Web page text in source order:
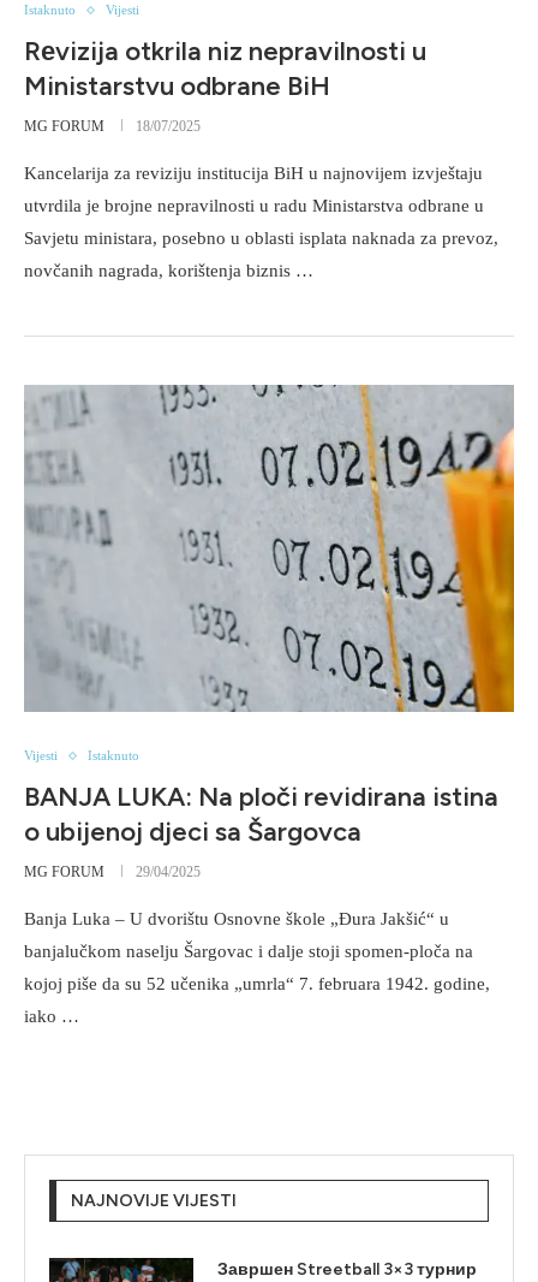
Istaknuto Vijesti
Rеvizija otkrila niz nepravilnosti u
Ministarstvu odbrane BiH
MG FORUM 18/07/2025
Kancelarija za reviziju institucija BiH u najnovijem izvještaju
utvrdila je brojne nepravilnosti u radu Ministarstva odbrane u
Savjetu ministara, posebno u oblasti isplata naknada za prevoz,
novčanih nagrada, korištenja biznis …
Vijesti Istaknuto
BANJA LUKA: Na ploči revidirana istina
o ubijenoj djeci sa Šargovca
MG FORUM 29/04/2025
Banja Luka – U dvorištu Osnovne škole „Đura Jakšić“ u
banjalučkom naselju Šargovac i dalje stoji spomen-ploča na
kojoj piše da su 52 učenika „umrla“ 7. februara 1942. godine,
iako …
NAJNOVIJE VIJESTI
Завршен Streetball 3×3 турнир